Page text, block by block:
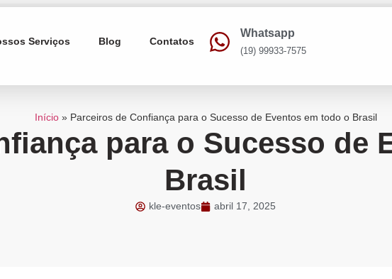
Serviços Blog Contatos
Whatsapp
(19) 99933-7575
Início» Parceiros de Confiança para o Sucesso de Eventos em todo o Brasil
para o Sucesso de
Brasil
kle-eventos abril 17, 2025